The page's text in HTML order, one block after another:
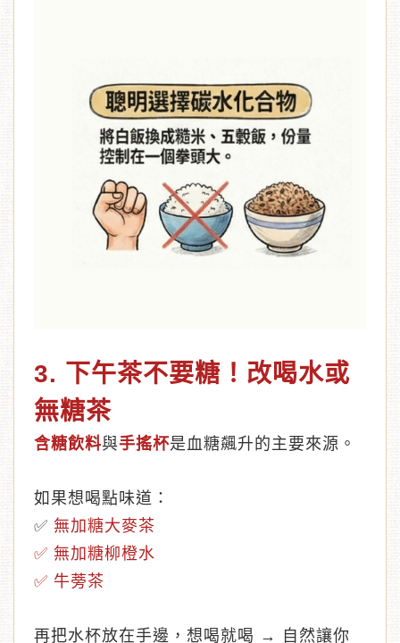
3. 下午茶不要糖！改喝水或
無糖茶
含糖飲料與手搖杯是血糖飆升的主要來源。
如果想喝點味道：
✅ 無加糖大麥茶
✅ 無加糖柳橙水
✅ 牛蒡茶
再把水杯放在手邊，想喝就喝 → 自然讓你